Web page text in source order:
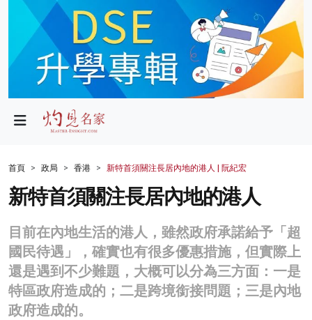
政局
財經
生活
商業
科技
影片
首頁 政局 香港 新特首須關注長居內地的港人 | 阮紀宏
新特首須關注長居內地的港人
目前在內地生活的港人，雖然政府承諾給予「超
國民待遇」，確實也有很多優惠措施，但實際上
還是遇到不少難題，大概可以分為三方面：一是
特區政府造成的；二是跨境銜接問題；三是內地
政府造成的。